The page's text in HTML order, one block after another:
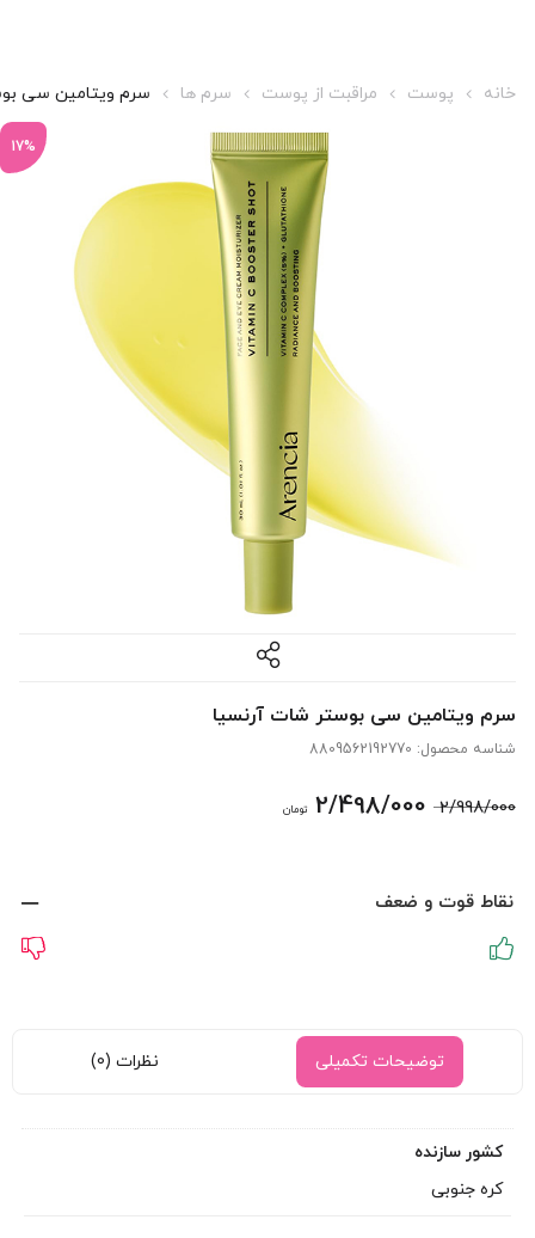
خانه پوست مراقبت از پوست سرم ها سرم ویتامین سی
17%
سرم ویتامین سی بوستر شات آرنسیا
شناسه محصول: 8809562192770
2/998/000 قیمت
2/498/000 تومانقیمت
نقاط قوت و ضعف
توضیحات تکمیلی نظرات (0)
کشور سازنده
کره جنوبی